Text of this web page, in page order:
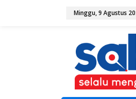
Minggu, 9 Agustus